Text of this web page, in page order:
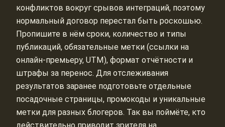
конфликтов вокруг срывов интеграций, поэтому
нормальный договор перестал быть роскошью.
Пропишите в нём сроки, количество и типы
публикаций, обязательные метки (ссылки на
онлайн‑премьеру, UTM), формат отчётности и
штрафы за перенос. Для отслеживания
результатов заранее подготовьте отдельные
посадочные страницы, промокоды и уникальные
метки для разных блогеров. Так вы поймёте, кто